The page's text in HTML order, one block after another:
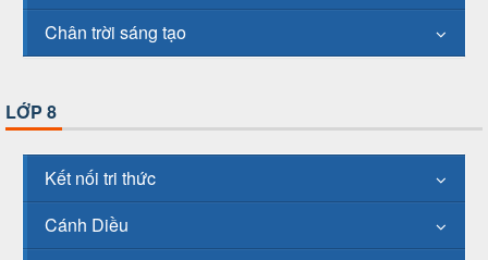
Chân trời sáng tạo
LỚP 8
Kết nối tri thức
Cánh Diều